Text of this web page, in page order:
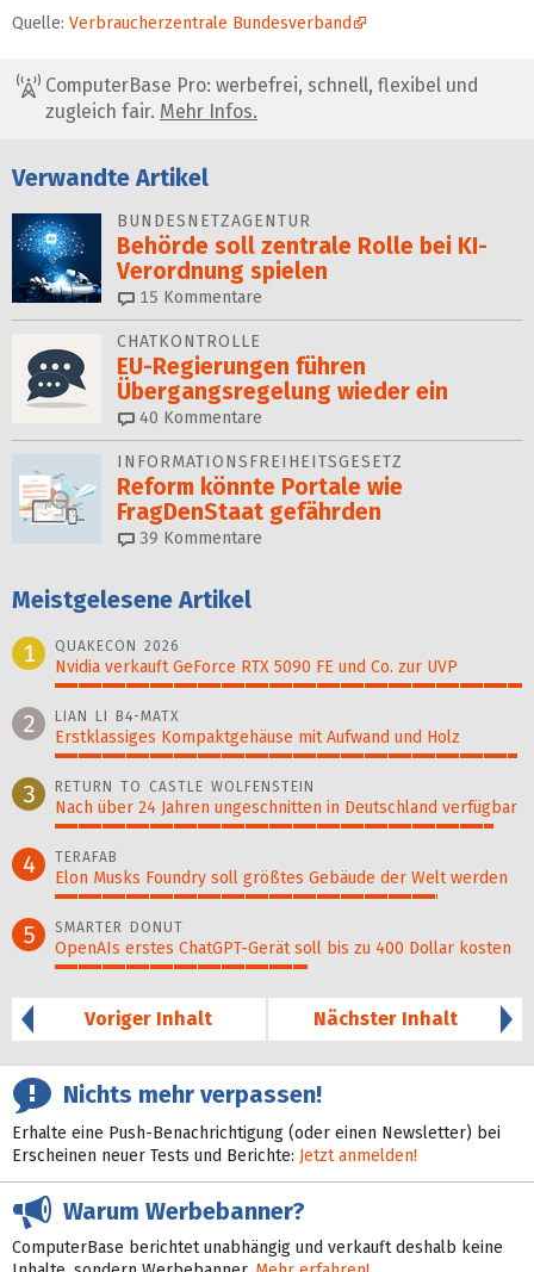
Quelle: Verbraucherzentrale Bundesverband
ComputerBase Pro: werbefrei, schnell, flexibel und
zugleich fair. Mehr Infos.
Verwandte Artikel
BUNDESNETZAGENTUR
Behörde soll zentrale Rolle bei KI-
Verordnung spielen
15 Kommentare
CHATKONTROLLE
EU-Regierungen führen
Übergangsregelung wieder ein
40 Kommentare
INFORMATIONSFREIHEITSGESETZ
Reform könnte Portale wie
FragDenStaat gefährden
39 Kommentare
Meistgelesene Artikel
1
QUAKECON 2026
Nvidia verkauft GeForce RTX 5090 FE und Co. zur UVP
2 LIAN LI B4-MATX
Erstklassiges Kompaktgehäuse mit Aufwand und Holz
3 RETURN TO CASTLE WOLFENSTEIN
Nach über 24 Jahren ungeschnitten in Deutschland verfügbar
4 TERAFAB
Elon Musks Foundry soll größ­tes Gebäude der Welt werden
5 SMARTER DONUT
OpenAIs erstes ChatGPT-Gerät soll bis zu 400 Dollar kosten
Voriger Inhalt
Nächster Inhalt
Nichts mehr verpassen!
Erhalte eine Push-Benachrichtigung (oder einen Newsletter) bei
Erscheinen neuer Tests und Berichte: Jetzt anmelden!
Warum Werbebanner?
ComputerBase berichtet unabhängig und verkauft deshalb keine